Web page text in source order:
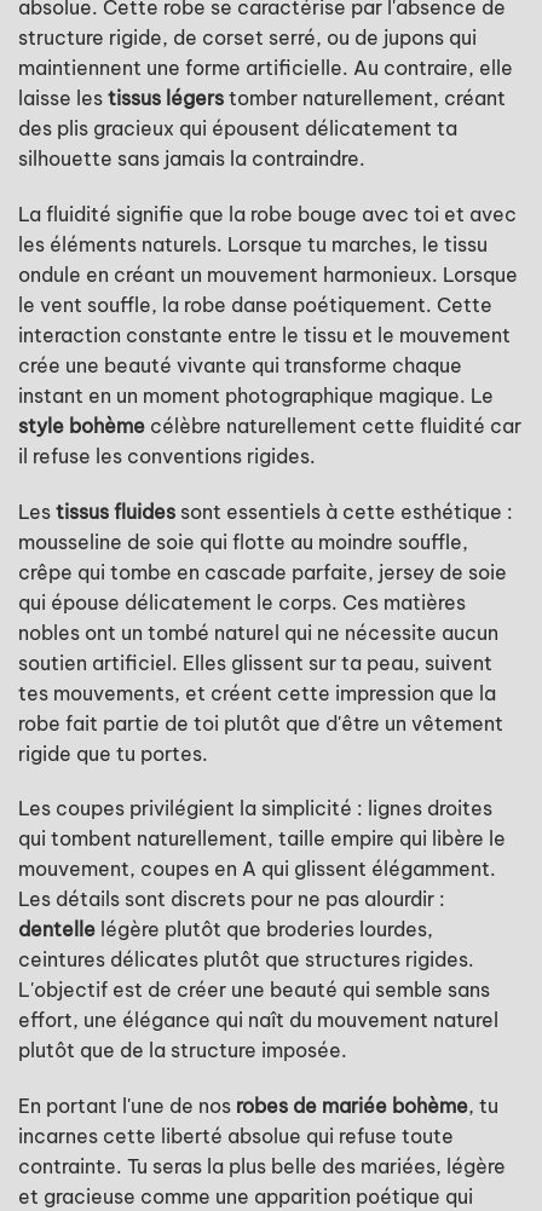
absolue. Cette robe se caractérise par l'absence de
structure rigide, de corset serré, ou de jupons qui
maintiennent une forme artificielle. Au contraire, elle
laisse les tissus légers tomber naturellement, créant
des plis gracieux qui épousent délicatement ta
silhouette sans jamais la contraindre.
La fluidité signifie que la robe bouge avec toi et avec
les éléments naturels. Lorsque tu marches, le tissu
ondule en créant un mouvement harmonieux. Lorsque
le vent souffle, la robe danse poétiquement. Cette
interaction constante entre le tissu et le mouvement
crée une beauté vivante qui transforme chaque
instant en un moment photographique magique. Le
style bohème célèbre naturellement cette fluidité car
il refuse les conventions rigides.
Les tissus fluides sont essentiels à cette esthétique :
mousseline de soie qui flotte au moindre souffle,
crêpe qui tombe en cascade parfaite, jersey de soie
qui épouse délicatement le corps. Ces matières
nobles ont un tombé naturel qui ne nécessite aucun
soutien artificiel. Elles glissent sur ta peau, suivent
tes mouvements, et créent cette impression que la
robe fait partie de toi plutôt que d'être un vêtement
rigide que tu portes.
Les coupes privilégient la simplicité : lignes droites
qui tombent naturellement, taille empire qui libère le
mouvement, coupes en A qui glissent élégamment.
Les détails sont discrets pour ne pas alourdir :
dentelle légère plutôt que broderies lourdes,
ceintures délicates plutôt que structures rigides.
L'objectif est de créer une beauté qui semble sans
effort, une élégance qui naît du mouvement naturel
plutôt que de la structure imposée.
En portant l'une de nos robes de mariée bohème, tu
incarnes cette liberté absolue qui refuse toute
contrainte. Tu seras la plus belle des mariées, légère
et gracieuse comme une apparition poétique qui